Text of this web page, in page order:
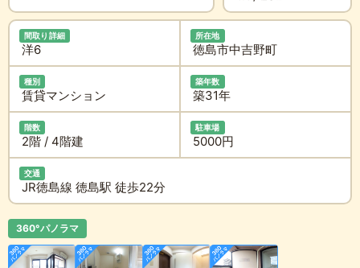
間取り詳細
洋6
所在地
徳島市中吉野町
種別
賃貸マンション
築年数
築31年
階数
2階 / 4階建
駐車場
5000円
交通
JR徳島線 徳島駅 徒歩22分
360°パノラマ